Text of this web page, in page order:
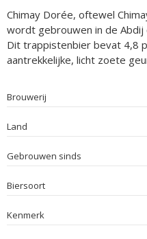
Chimay Dorée, oftewel
wordt gebrouwen in de
Dit trappistenbier bevat 4,8
aantrekkelijke, licht zoete
Brouwerij
Land
Gebrouwen sinds
Biersoort
Kenmerk